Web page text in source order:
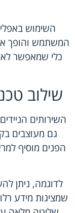
השימוש
המשתמש והופך
כלי שמאפשר
שילוב
השירותים
גם מעוצבים
הפנים מוסיף
לדוגמה, ניתן
שמציגות מידע